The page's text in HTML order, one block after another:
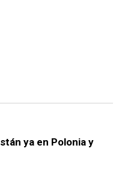
ya en Polonia y